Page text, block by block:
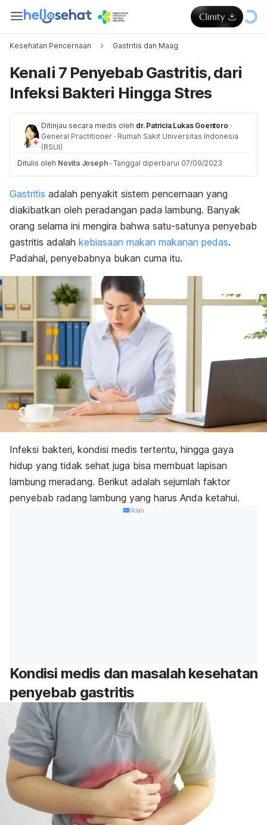
Kesehatan Pencernaan Gastritis dan Maag
Kenali 7 Penyebab Gastritis, dari
Infeksi Bakteri Hingga Stres
Ditinjau secara medis oleh dr. Patricia Lukas Goentoro ·
General Practitioner · Rumah Sakit Universitas Indonesia
(RSUI)
Ditulis oleh Novita Joseph · Tanggal diperbarui 07/09/2023
Gastritis adalah penyakit sistem pencernaan yang
diakibatkan oleh peradangan pada lambung. Banyak
orang selama ini mengira bahwa satu-satunya penyebab
gastritis adalah kebiasaan makan makanan pedas.
Padahal, penyebabnya bukan cuma itu.
Infeksi bakteri, kondisi medis tertentu, hingga gaya
hidup yang tidak sehat juga bisa membuat lapisan
lambung meradang. Berikut adalah sejumlah faktor
penyebab radang lambung yang harus Anda ketahui.
Iklan
Kondisi medis dan masalah kesehatan
penyebab gastritis